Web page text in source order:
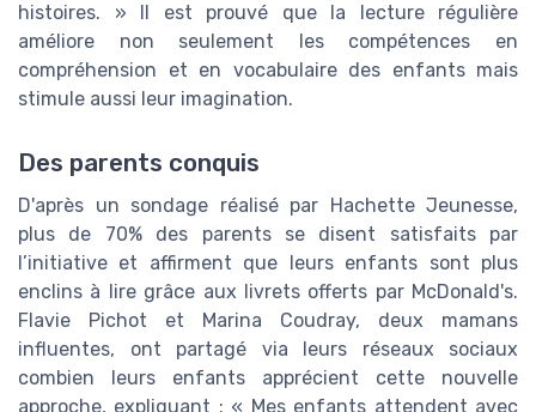
histoires. » Il est prouvé que la lecture régulière
améliore non seulement les compétences en
compréhension et en vocabulaire des enfants mais
stimule aussi leur imagination.
Des parents conquis
D'après un sondage réalisé par Hachette Jeunesse,
plus de 70% des parents se disent satisfaits par
l’initiative et affirment que leurs enfants sont plus
enclins à lire grâce aux livrets offerts par McDonald's.
Flavie Pichot et Marina Coudray, deux mamans
influentes, ont partagé via leurs réseaux sociaux
combien leurs enfants apprécient cette nouvelle
approche, expliquant : « Mes enfants attendent avec